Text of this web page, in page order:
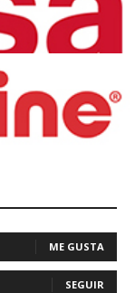
ME GUSTA
SEGUIR